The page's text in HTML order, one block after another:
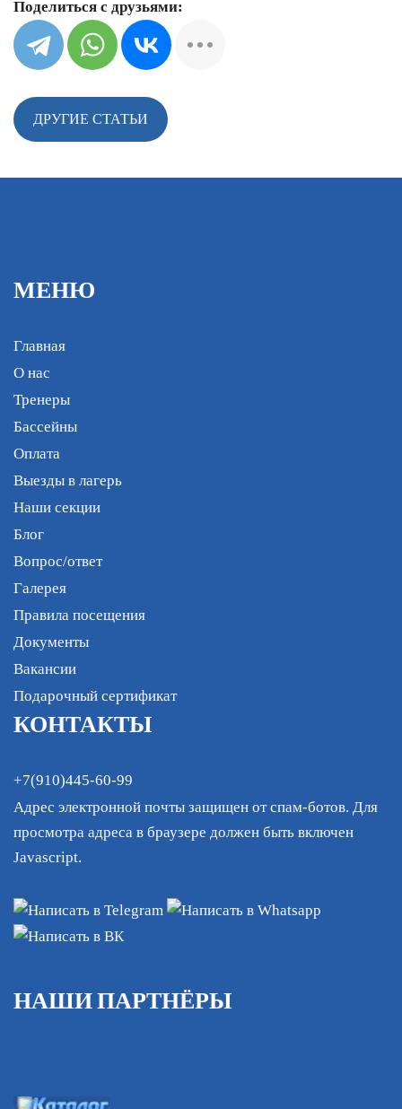
Поделиться с друзьями:
ДРУГИЕ СТАТЬИ
МЕНЮ
Главная
О нас
Тренеры
Бассейны
Оплата
Выезды в лагерь
Наши секции
Блог
Вопрос/ответ
Галерея
Правила посещения
Документы
Вакансии
Подарочный сертификат
КОНТАКТЫ
+7(910)445-60-99
Адрес электронной почты защищен от спам-ботов. Для
просмотра адреса в браузере должен быть включен
Javascript.
НАШИ ПАРТНЁРЫ